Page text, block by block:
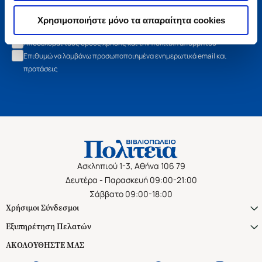
Χρησιμοποιήστε μόνο τα απαραίτητα cookies
Αποδέχομαι τους όρους χρήσης και την πολιτική απορρήτου
Επιθυμώ να λαμβάνω προσωποποιημένα ενημερωτικά email και
προτάσεις
Ασκληπιού 1-3, Αθήνα 106 79
Δευτέρα - Παρασκευή 09:00-21:00
Σάββατο 09:00-18:00
Χρήσιμοι Σύνδεσμοι
Εξυπηρέτηση Πελατών
ΑΚΟΛΟΥΘΗΣΤΕ ΜΑΣ